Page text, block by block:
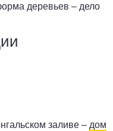
деревьев – дело
заливе – дом